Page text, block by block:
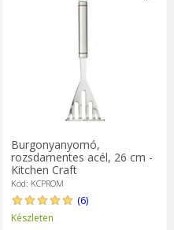
Burgonyanyomó,
rozsdamentes acél, 26 cm -
Kitchen Craft
Kód: KCPROM
(6)
Készleten